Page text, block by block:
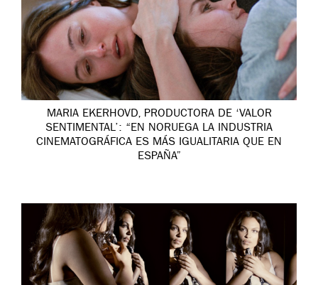
MARIA EKERHOVD, PRODUCTORA DE ‘VALOR
SENTIMENTAL’: “EN NORUEGA LA INDUSTRIA
CINEMATOGRÁFICA ES MÁS IGUALITARIA QUE EN
ESPAÑA”